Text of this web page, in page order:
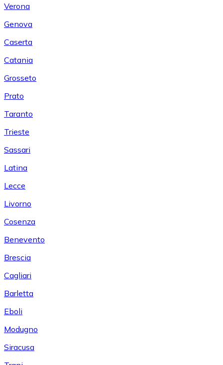
Verona
Genova
Caserta
Catania
Grosseto
Prato
Taranto
Trieste
Sassari
Latina
Lecce
Livorno
Cosenza
Benevento
Brescia
Cagliari
Barletta
Eboli
Modugno
Siracusa